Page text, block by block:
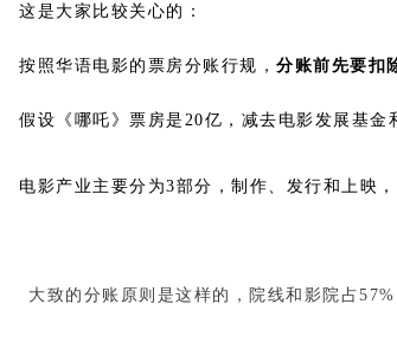
这是大家比较关心的：
按照华语电影的票房分账行规， 分账前先要扣
假设《哪吒》票房是20亿，减去电影发展基金
电影产业主要分为3部分，制作、发行和上映
大致的分账原则是这样的，院线和影院占